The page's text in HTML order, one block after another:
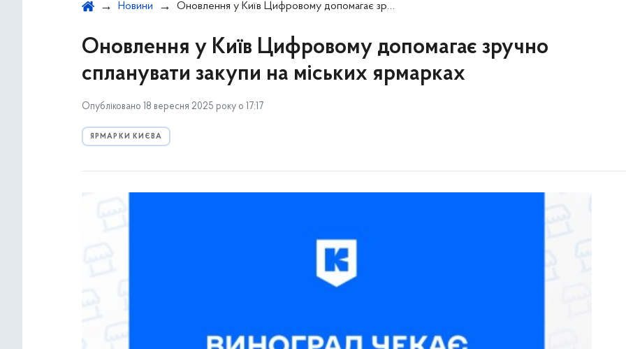
Новини Оновлення у Київ Цифровому допомагає зручно спланувати закупи на міських ярмарках
Оновлення у Київ Цифровому допомагає зручно
спланувати закупи на міських ярмарках
Опубліковано 18 вересня 2025 року о 17:17
ЯРМАРКИ КИЄВА